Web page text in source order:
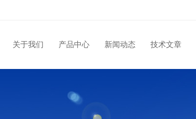
关于我们 产品中心 新闻动态 技术文章